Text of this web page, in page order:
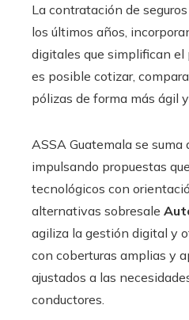
La contratación de
los últimos años,
digitales que simplifican el
es posible cotizar,
pólizas de forma más ágil
ASSA Guatemala se suma
impulsando propuestas
tecnológicos con
alternativas sobresale
agiliza la gestión digital y
con coberturas amplias y
ajustados a las
conductores.